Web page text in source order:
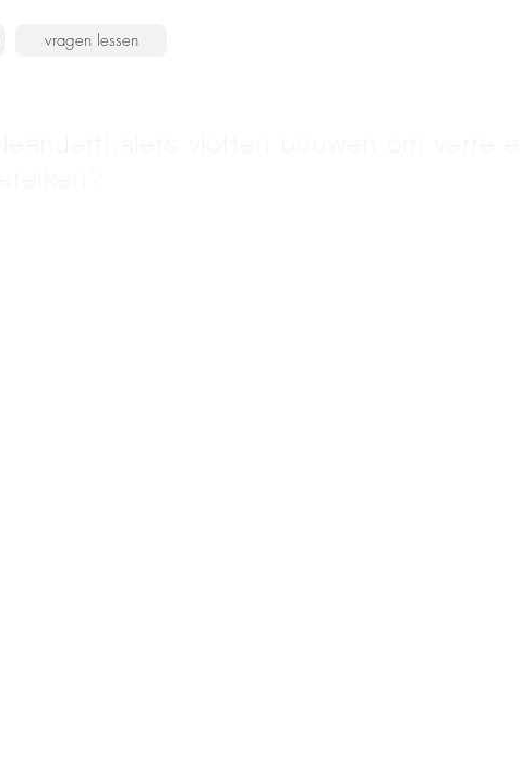
vragen lessen